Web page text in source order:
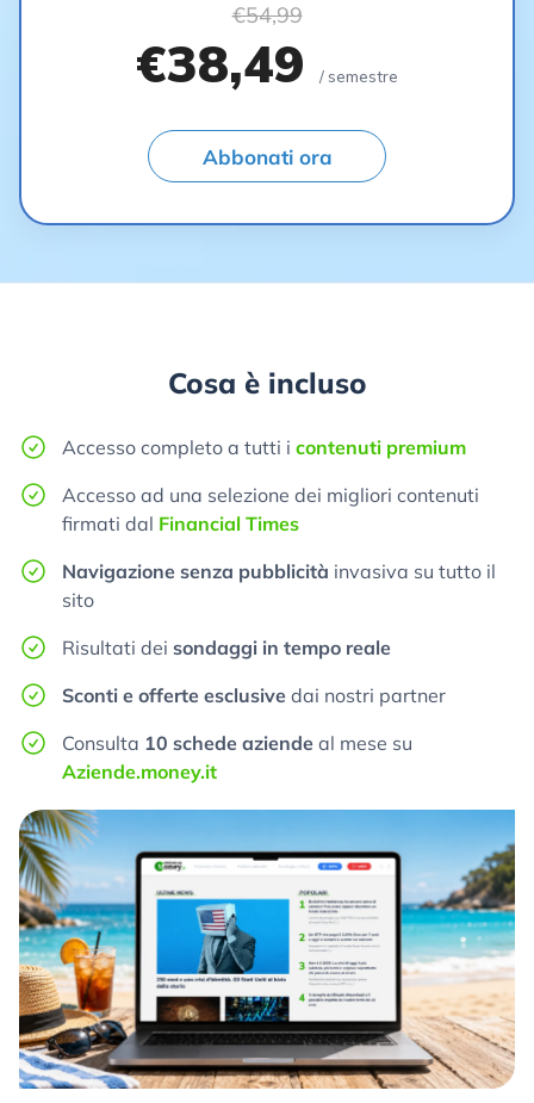
€54,99
€38,49 / semestre
Abbonati ora
Cosa è incluso
Accesso completo a tutti i contenuti premium
Accesso ad una selezione dei migliori contenuti
firmati dal Financial Times
Navigazione senza pubblicità invasiva su tutto il
sito
Risultati dei sondaggi in tempo reale
Sconti e offerte esclusive dai nostri partner
Consulta 10 schede aziende al mese su
Aziende.money.it